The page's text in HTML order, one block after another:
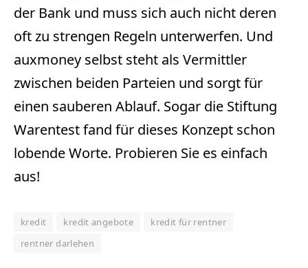
der Bank und muss sich auch nicht deren
oft zu strengen Regeln unterwerfen. Und
auxmoney selbst steht als Vermittler
zwischen beiden Parteien und sorgt für
einen sauberen Ablauf. Sogar die Stiftung
Warentest fand für dieses Konzept schon
lobende Worte. Probieren Sie es einfach
aus!
kredit kredit angebote
kredit für rentner
rentner darlehen